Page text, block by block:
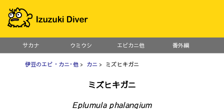
サカナ ウミウシ エビカニ他 番外編
伊豆のエビ・カニ･他> カニ > ミズヒキガニ
ミズヒキガニ
Eplumula phalangium